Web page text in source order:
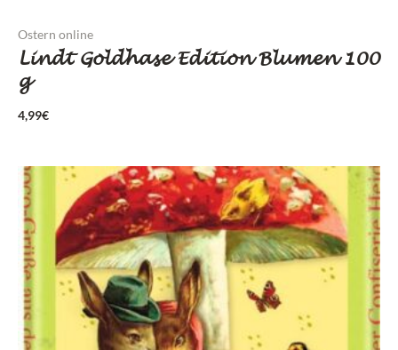
Ostern online
Lindt Goldhase Edition Blumen 100
g
4,99€